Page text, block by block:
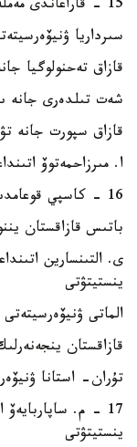
15 - قاراعاندى مەملەكەتتىك يندۋستريالىق ۋنيۆەرسيتەتى
سىرداريا
قازاق تەحنولوگيا
شەت تىلدەرى جانە
قازاق سپورت جانە
ا. مىرزاحمەتوۆ
16 - كاسپي قوعامدىق ۋنيۆەرسيتەتى
باتىس قازاقستان
ى. التىنسارين
ينستيتۋتى
الماتى ۋنيۆەرسيتەتى
قازاقستان
تۇران- استانا
17 - م.
ينستيتۋتى